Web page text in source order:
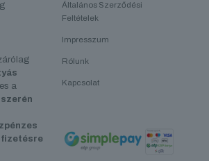
a
fizetésre
Általános Szerződési
Feltételek
Impresszum
Rólunk
Kapcsolat